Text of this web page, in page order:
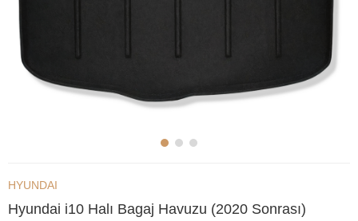
HYUNDAI
Hyundai i10 Halı Bagaj Havuzu (2020 Sonrası)